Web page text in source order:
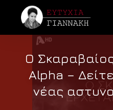
Ο
Alpha –
νέας